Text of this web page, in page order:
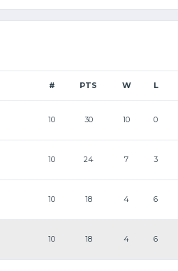
# PTS W L
10 30 10 0
10 24 7 3
10 18 4 6
10 18 4 6